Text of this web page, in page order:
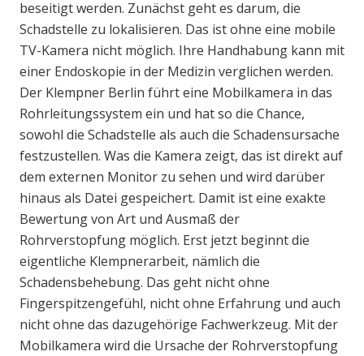
beseitigt werden. Zunächst geht es darum, die
Schadstelle zu lokalisieren. Das ist ohne eine mobile
TV-Kamera nicht möglich. Ihre Handhabung kann mit
einer Endoskopie in der Medizin verglichen werden.
Der Klempner Berlin führt eine Mobilkamera in das
Rohrleitungssystem ein und hat so die Chance,
sowohl die Schadstelle als auch die Schadensursache
festzustellen. Was die Kamera zeigt, das ist direkt auf
dem externen Monitor zu sehen und wird darüber
hinaus als Datei gespeichert. Damit ist eine exakte
Bewertung von Art und Ausmaß der
Rohrverstopfung möglich. Erst jetzt beginnt die
eigentliche Klempnerarbeit, nämlich die
Schadensbehebung. Das geht nicht ohne
Fingerspitzengefühl, nicht ohne Erfahrung und auch
nicht ohne das dazugehörige Fachwerkzeug. Mit der
Mobilkamera wird die Ursache der Rohrverstopfung